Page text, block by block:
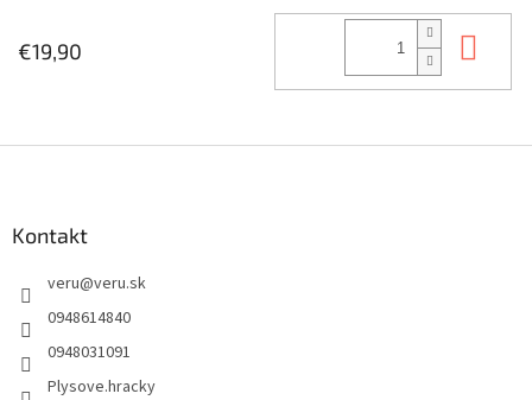
€19,90
Kontakt
veru@veru.sk
0948614840
0948031091
Plysove.hracky